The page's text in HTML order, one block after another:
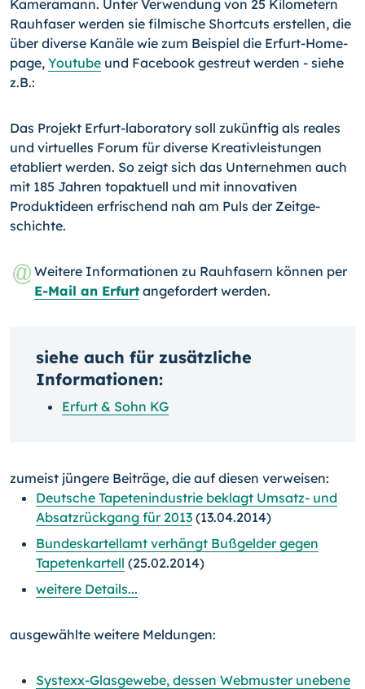
Kameramann. Unter Verwendung von 25 Kilometern
Rauhfaser werden sie filmi­sche Shortcuts erstellen, die
über diverse Kanäle wie zum Beispiel die Erfurt-Home­
page, Youtube und Facebook gestreut werden - siehe
z.B.:
Das Projekt Erfurt-laboratory soll zukünftig als reales
und virtuelles Forum für diverse Kreativleistungen
etabliert werden. So zeigt sich das Unternehmen auch
mit 185 Jah­ren topaktuell und mit innovativen
Produktideen erfrischend nah am Puls der Zeitge­
schichte.
Weitere Informationen zu Rauhfasern können per
E-Mail an Erfurt angefordert werden.
siehe auch für zusätzliche
Informationen:
Erfurt & Sohn KG
zumeist jüngere Beiträge, die auf diesen verweisen:
Deutsche Tapetenindustrie beklagt Umsatz- und
Absatzrückgang für 2013 (13.04.2014)
Bundeskartellamt verhängt Bußgelder gegen
Tapetenkartell (25.02.2014)
weitere Details...
ausgewählte weitere Meldungen:
Systexx-Glasgewebe, dessen Webmuster unebene